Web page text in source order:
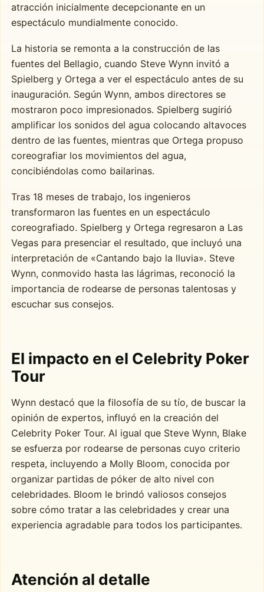
atracción inicialmente decepcionante en un
espectáculo mundialmente conocido.
La historia se remonta a la construcción de las
fuentes del Bellagio, cuando Steve Wynn invitó a
Spielberg y Ortega a ver el espectáculo antes de su
inauguración. Según Wynn, ambos directores se
mostraron poco impresionados. Spielberg sugirió
amplificar los sonidos del agua colocando altavoces
dentro de las fuentes, mientras que Ortega propuso
coreografiar los movimientos del agua,
concibiéndolas como bailarinas.
Tras 18 meses de trabajo, los ingenieros
transformaron las fuentes en un espectáculo
coreografiado. Spielberg y Ortega regresaron a Las
Vegas para presenciar el resultado, que incluyó una
interpretación de «Cantando bajo la lluvia». Steve
Wynn, conmovido hasta las lágrimas, reconoció la
importancia de rodearse de personas talentosas y
escuchar sus consejos.
El impacto en el Celebrity Poker
Tour
Wynn destacó que la filosofía de su tío, de buscar la
opinión de expertos, influyó en la creación del
Celebrity Poker Tour. Al igual que Steve Wynn, Blake
se esfuerza por rodearse de personas cuyo criterio
respeta, incluyendo a Molly Bloom, conocida por
organizar partidas de póker de alto nivel con
celebridades. Bloom le brindó valiosos consejos
sobre cómo tratar a las celebridades y crear una
experiencia agradable para todos los participantes.
Atención al detalle